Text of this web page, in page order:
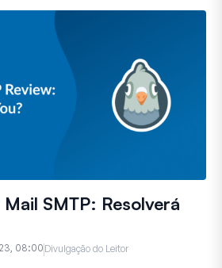
SMTP: Resolverá
08:00 Divulgação do Leitor